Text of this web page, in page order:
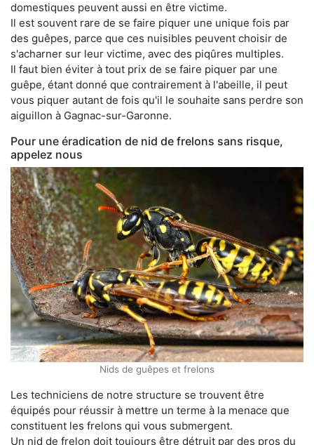
domestiques peuvent aussi en être victime.
Il est souvent rare de se faire piquer une unique fois par
des guêpes, parce que ces nuisibles peuvent choisir de
s'acharner sur leur victime, avec des piqûres multiples.
Il faut bien éviter à tout prix de se faire piquer par une
guêpe, étant donné que contrairement à l'abeille, il peut
vous piquer autant de fois qu'il le souhaite sans perdre son
aiguillon à Gagnac-sur-Garonne.
Pour une éradication de nid de frelons sans risque,
appelez nous
Nids de guêpes et frelons
Les techniciens de notre structure se trouvent être
équipés pour réussir à mettre un terme à la menace que
constituent les frelons qui vous submergent.
Un nid de frelon doit toujours être détruit par des pros du